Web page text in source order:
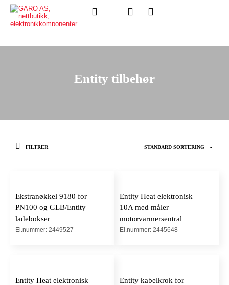
Entity tilbehør
FILTRER
Ekstranøkkel 9180 for
PN100 og GLB/Entity
ladebokser
El.nummer: 2449527
Entity Heat elektronisk
10A med måler
motorvarmersentral
El.nummer: 2445648
Entity Heat elektronisk
Entity kabelkrok for